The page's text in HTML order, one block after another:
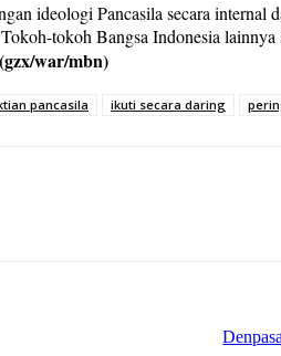
ideologi Pancasila secara
tokoh Bangsa Indonesia
(gzx/war/mbn)
pancasila ikuti secara daring